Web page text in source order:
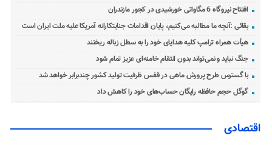
افتتاح نیروگاه 6 مگاواتی خورشیدی در کجور مازندران
بقائی :آنچه ما مطالبه می‌کنیم، پایان اقدامات جنایتکارانه آمریکا علیه ملت ایران است
هیأت همراه ترامپ کلیه هدایای خود را به سطل زباله ریختند
جنگ نباید و نمی‌تواند بدون انتقام خامنه‌ای عزیز تمام شود
با گسترس طرح پرورش ماهی در قفس ظرفیت تولید کشور چندبرابر خواهد شد
گوگل حجم حافظه رایگان حساب‌های خود را کاهش داد
اقتصادی